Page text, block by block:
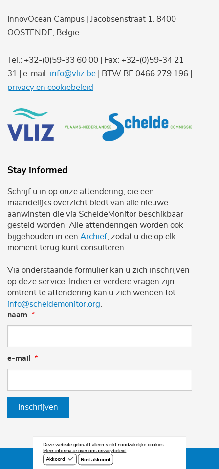
InnovOcean Campus | Jacobsenstraat 1, 8400
OOSTENDE, België
Tel.: +32-(0)59-33 60 00 | Fax: +32-(0)59-34 21
31 | e-mail: info@vliz.be | BTW BE 0466.279.196 |
privacy en cookiebeleid
Stay informed
Schrijf u in op onze attendering, die een
maandelijks overzicht biedt van alle nieuwe
aanwinsten die via ScheldeMonitor beschikbaar
gesteld worden. Alle attenderingen worden ook
bijgehouden in een Archief , zodat u die op elk
moment terug kunt consulteren.
Via onderstaande formulier kan u zich inschrijven
op deze service. Indien er verdere vragen zijn
omtrent te attendering kan u zich wenden tot
info@scheldemonitor.org
naam
e-mail
Inschrijven
©2026 Scheldemonitor
Deze website gebruikt alleen strikt noodzakelijke cookies.
Meer informatie over ons privacybeleid.
Akkoord
Niet akkoord